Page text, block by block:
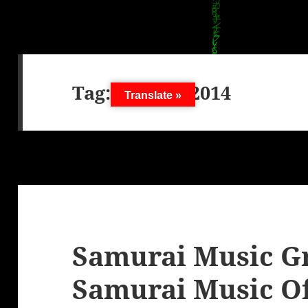
Tag: 3. April 2014
Samurai Music
Samurai Music
Translate »